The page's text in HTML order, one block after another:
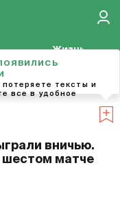
Жизнь
вничью.
шестом матче
потеряете тексты и
все в удобное